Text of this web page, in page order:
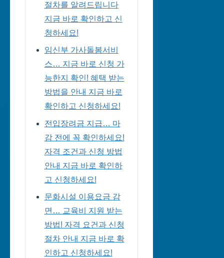
절차를 알려드립니다
지금 바로 확인하고 신
청하세요!
임신부 가사돌봄서비
스… 지금 바로 신청 가
능한지 확인! 혜택 받는
방법을 안내 지금 바로
확인하고 신청하세요!
전입장려금 지급… 마
감 전에 꼭 확인하세요!
자격 조건과 신청 방법
안내 지금 바로 확인하
고 신청하세요!
문화시설 이용요금 감
면… 교육비 지원 받는
방법! 자격 요건과 신청
절차 안내 지금 바로 확
인하고 신청하세요!